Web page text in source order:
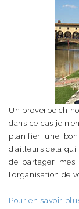
Un proverbe
dans ce cas je
planifier une
d’ailleurs cela qui
de partager mes
l’organisation de
Pour en savoir